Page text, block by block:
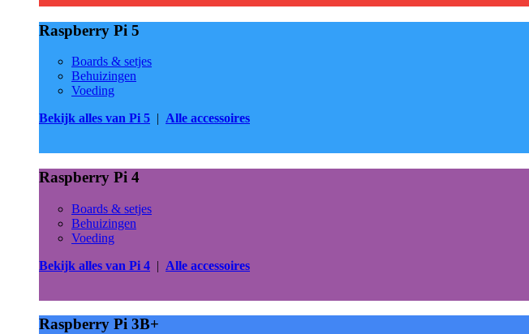
Raspberry Pi 5
Boards & setjes
Behuizingen
Voeding
Bekijk alles van Pi 5 | Alle accessoires
Raspberry Pi 4
Boards & setjes
Behuizingen
Voeding
Bekijk alles van Pi 4 | Alle accessoires
Raspberry Pi 3B+